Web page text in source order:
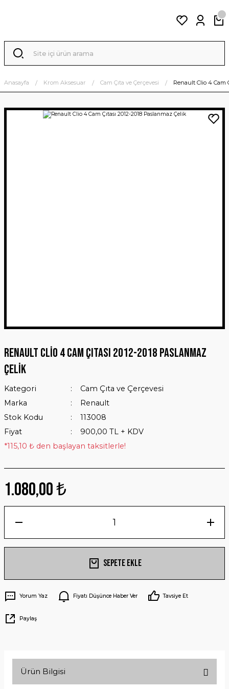
Anasayfa Krom Aksesuar Cam Çıta ve Çerçevesi Renault Clio 4 Cam
Renault Clio 4 Cam Çıtası 2012-2018 Paslanmaz
Çelik
Kategori
Cam Çıta ve Çerçevesi
Marka
Renault
Stok Kodu
113008
Fiyat
900,00 TL + KDV
*115,10 ₺ den başlayan taksitlerle!
1.080,00 ₺
Sepete Ekle
Yorum Yaz Fiyatı Düşünce Haber Ver Tavsiye Et
Paylaş
Ürün Bilgisi